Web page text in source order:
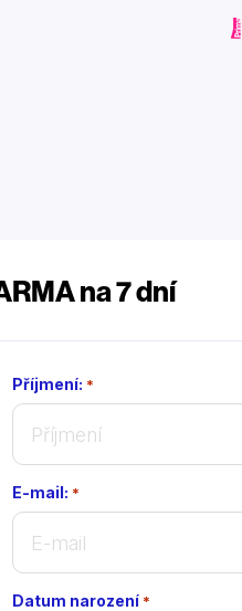
na 7 dní
Příjmení: *
E-mail: *
Datum narození *